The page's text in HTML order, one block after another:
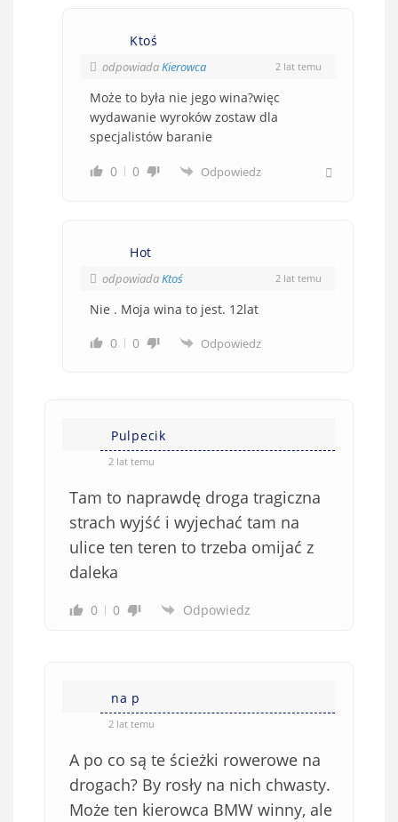
Ktoś
odpowiadaKierowca 2 lat temu
Może to była nie jego wina?więc
wydawanie wyroków zostaw dla
specjalistów baranie
0 0 Odpowiedz
Hot
odpowiadaKtoś 2 lat temu
Nie . Moja wina to jest. 12lat
0
0 Odpowiedz
Pulpecik
2 lat temu
Tam to naprawdę droga tragiczna
strach wyjść i wyjechać tam na
ulice ten teren to trzeba omijać z
daleka
0 0 Odpowiedz
na p
2 lat temu
A po co są te ścieżki rowerowe na
drogach? By rosły na nich chwasty.
Może ten kierowca BMW winny, ale